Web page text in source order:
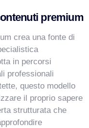
premium
crea una fonte di
in percorsi
professionali
questo modello
il proprio sapere
strutturata che